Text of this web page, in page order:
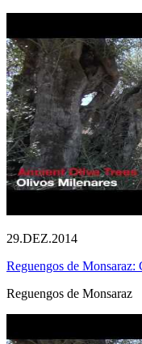
29.DEZ.2014
Reguengos de
Reguengos de Monsaraz